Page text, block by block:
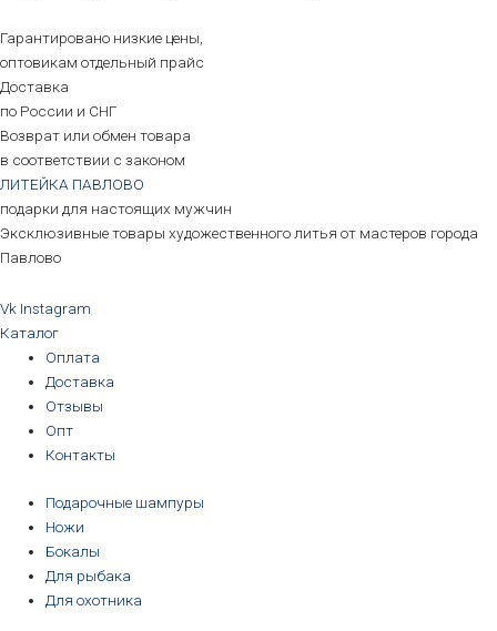
Гарантировано низкие цены,
оптовикам отдельный прайс
Доставка
по России и СНГ
Возврат или обмен товара
в соответствии с законом
ЛИТЕЙКА ПАВЛОВО
подарки для настоящих мужчин
Эксклюзивные товары художественного литья от мастеров города
Павлово
Vk Instagram
Каталог
Оплата
Доставка
Отзывы
Опт
Контакты
Подарочные шампуры
Ножи
Бокалы
Для рыбака
Для охотника